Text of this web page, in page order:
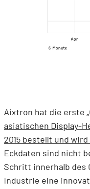
Aixtron hat die erste
asiatischen Display-
2015 bestellt und
Eckdaten sind nicht
Schritt innerhalb des
Industrie eine